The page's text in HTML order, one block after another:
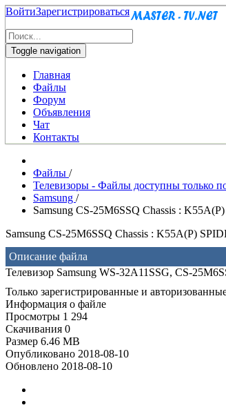
ВойтиЗарегистрироваться
Toggle navigation
Главная
Файлы
Форум
Объявления
Чат
Контакты
Файлы /
Телевизоры - Файлы доступны только
Samsung /
Samsung CS-25M6SSQ Chassis :
Samsung CS-25M6SSQ Chassis : K55A(P)
Описание файла
Телевизор Samsung WS-32A11SSG, CS-
Только зарегистрированные и
Информация о файле
Просмотры 1 294
Скачивания 0
Размер 6.46 MB
Опубликовано 2018-08-10
Обновлено 2018-08-10